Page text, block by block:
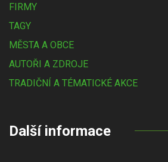
FIRMY
TAGY
MĚSTA A OBCE
AUTOŘI A ZDROJE
TRADIČNÍ A TÉMATICKÉ AKCE
Další informace